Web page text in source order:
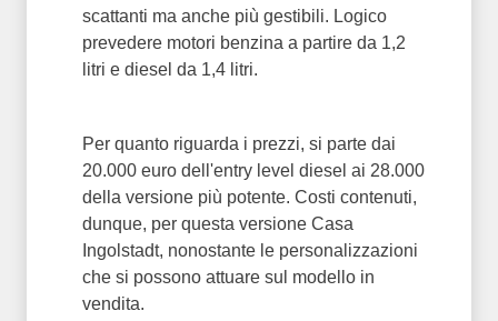
scattanti ma anche più gestibili. Logico
prevedere motori benzina a partire da 1,2
litri e diesel da 1,4 litri.
Per quanto riguarda i prezzi, si parte dai
20.000 euro dell'entry level diesel ai 28.000
della versione più potente. Costi contenuti,
dunque, per questa versione Casa
Ingolstadt, nonostante le personalizzazioni
che si possono attuare sul modello in
vendita.